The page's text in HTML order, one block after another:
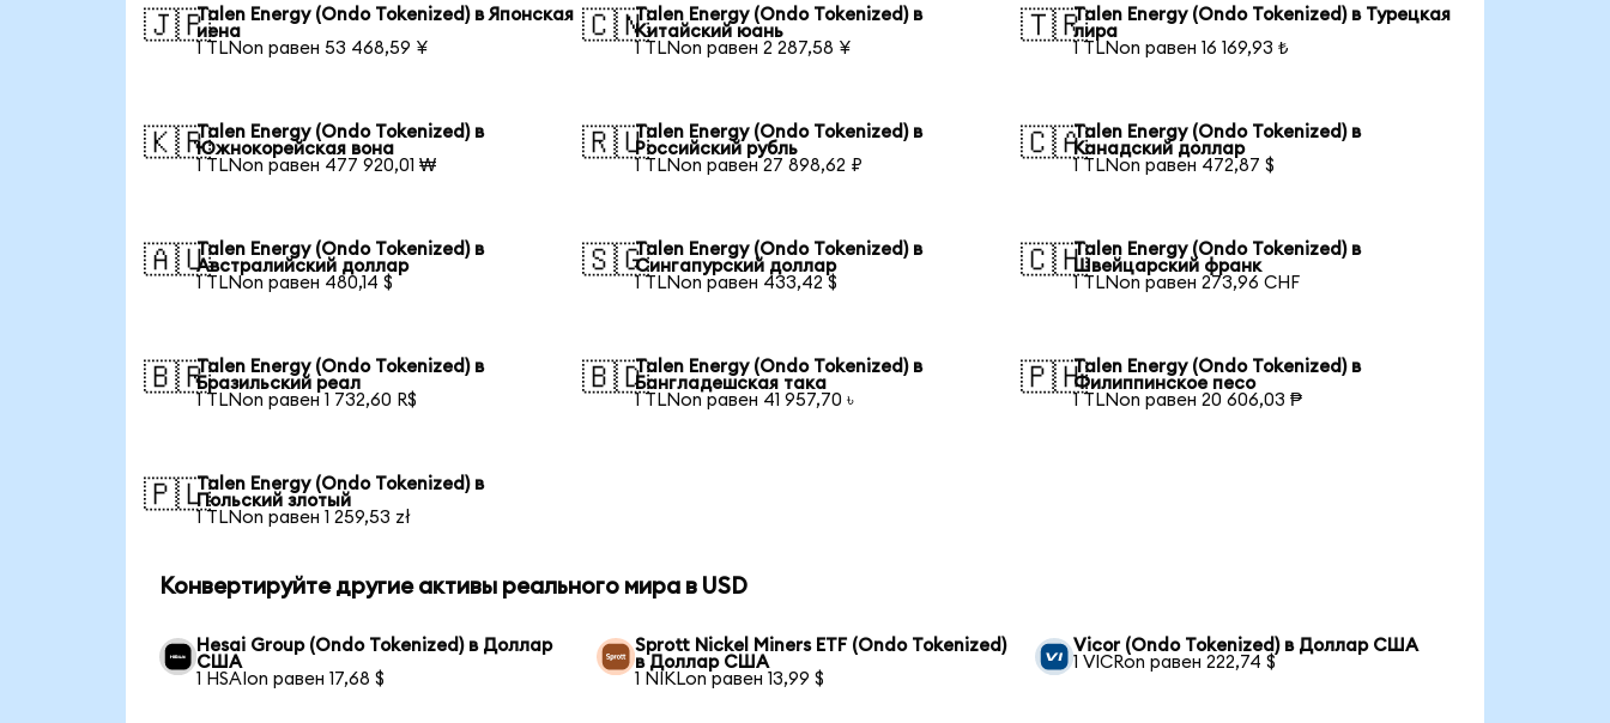
🇯🇵Talen Energy (Ondo Tokenized) в Японская
иена
1 TLNon равен 53 468,59 ¥
🇨🇳Talen Energy (Ondo Tokenized) в
Китайский юань
1 TLNon равен 2 287,58 ¥
🇹🇷Talen Energy (Ondo Tokenized) в Турецкая
лира
1 TLNon равен 16 169,93 ₺
🇰🇷Talen Energy (Ondo Tokenized) в
Южнокорейская вона
1 TLNon равен 477 920,01 ₩
🇷🇺Talen Energy (Ondo Tokenized) в
Российский рубль
1 TLNon равен 27 898,62 ₽
🇨🇦Talen Energy (Ondo Tokenized) в
Канадский доллар
1 TLNon равен 472,87 $
🇦🇺Talen Energy (Ondo Tokenized) в
Австралийский доллар
1 TLNon равен 480,14 $
🇸🇬Talen Energy (Ondo Tokenized) в
Сингапурский доллар
1 TLNon равен 433,42 $
🇨🇭Talen Energy (Ondo Tokenized) в
Швейцарский франк
1 TLNon равен 273,96 CHF
🇧🇷Talen Energy (Ondo Tokenized) в
Бразильский реал
1 TLNon равен 1 732,60 R$
🇧🇩Talen Energy (Ondo Tokenized) в
Бангладешская така
1 TLNon равен 41 957,70 ৳
🇵🇭Talen Energy (Ondo Tokenized) в
Филиппинское песо
1 TLNon равен 20 606,03 ₱
🇵🇱Talen Energy (Ondo Tokenized) в
Польский злотый
1 TLNon равен 1 259,53 zł
Конвертируйте другие активы реального мира в USD
Hesai Group (Ondo Tokenized) в Доллар
США
1 HSAIon равен 17,68 $
Sprott Nickel Miners ETF (Ondo Tokenized)
в Доллар США
1 NIKLon равен 13,99 $
Vicor (Ondo Tokenized) в Доллар США
1 VICRon равен 222,74 $